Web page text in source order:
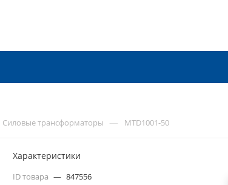
Силовые трансформаторы — MTD1001-50
Характеристики
ID товара — 847556